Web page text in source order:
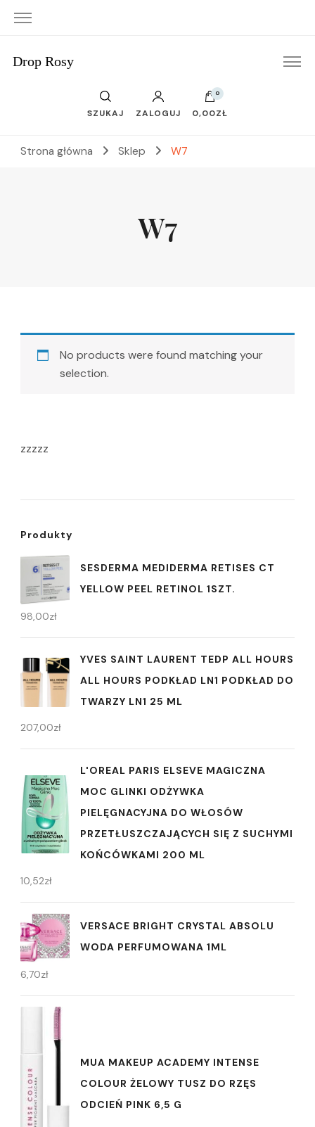
Drop Rosy
SZUKAJ ZALOGUJ
0
0,00ZŁ
Strona główna Sklep W7
W7
No products were found matching your
selection.
zzzzz
Produkty
SESDERMA MEDIDERMA RETISES CT
YELLOW PEEL RETINOL 1SZT.
98,00zł
YVES SAINT LAURENT TEDP ALL HOURS
ALL HOURS PODKŁAD LN1 PODKŁAD DO
TWARZY LN1 25 ML
207,00zł
L'OREAL PARIS ELSEVE MAGICZNA
MOC GLINKI ODŻYWKA
PIELĘGNACYJNA DO WŁOSÓW
PRZETŁUSZCZAJĄCYCH SIĘ Z SUCHYMI
KOŃCÓWKAMI 200 ML
10,52zł
VERSACE BRIGHT CRYSTAL ABSOLU
WODA PERFUMOWANA 1ML
6,70zł
MUA MAKEUP ACADEMY INTENSE
COLOUR ŻELOWY TUSZ DO RZĘS
ODCIEŃ PINK 6,5 G